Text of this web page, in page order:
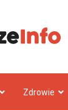
Zdrowie